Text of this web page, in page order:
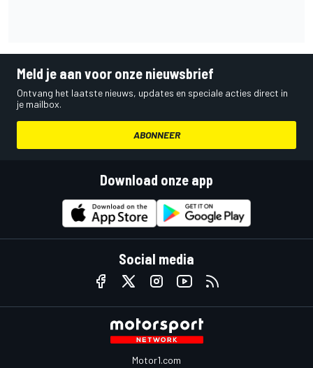
Meld je aan voor onze nieuwsbrief
Ontvang het laatste nieuws, updates en speciale acties direct in
je mailbox.
ABONNEER
Download onze app
Social media
Motor1.com